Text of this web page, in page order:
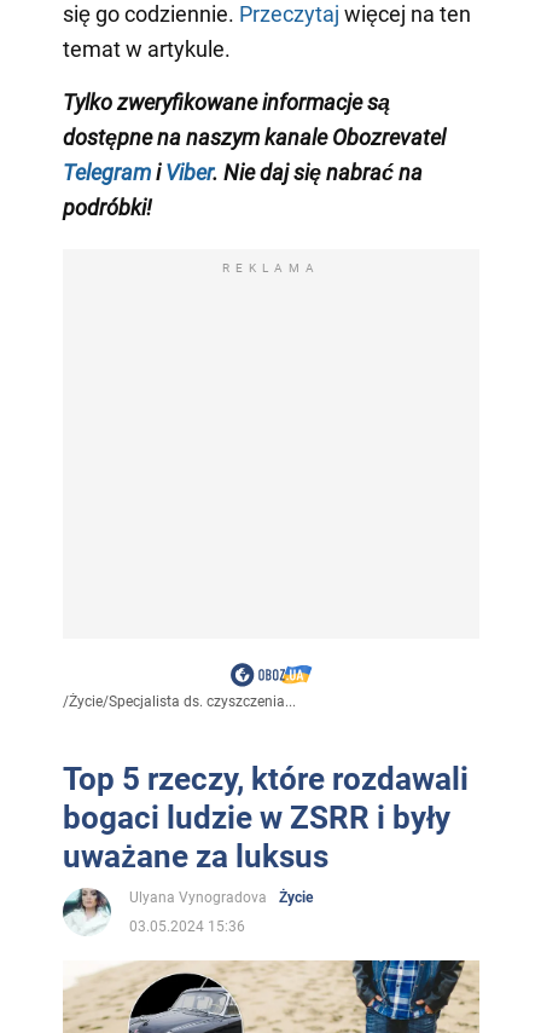
się go codziennie. Przeczytaj więcej na ten
temat w artykule.
Tylko zweryfikowane informacje są
dostępne na naszym kanale Obozrevatel
TelegramiViber. Nie daj się nabrać na
podróbki!
REKLAMA
/Życie/Specjalista ds. czyszczenia...
Top 5 rzeczy, które rozdawali
bogaci ludzie w ZSRR i były
uważane za luksus
Ulyana Vynogradova
Życie
03.05.2024 15:36